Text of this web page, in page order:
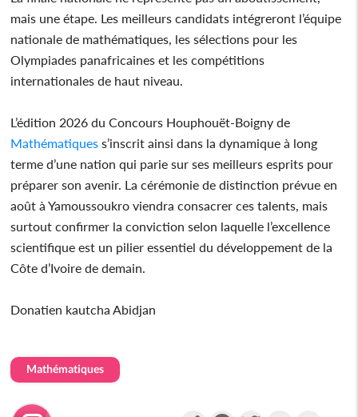
mais une étape. Les meilleurs candidats intégreront l’équipe
nationale de mathématiques, les sélections pour les
Olympiades panafricaines et les compétitions
internationales de haut niveau.
L’édition 2026 du Concours Houphouët-Boigny de
Mathématiques s’inscrit ainsi dans la dynamique à long
terme d’une nation qui parie sur ses meilleurs esprits pour
préparer son avenir. La cérémonie de distinction prévue en
août à Yamoussoukro viendra consacrer ces talents, mais
surtout confirmer la conviction selon laquelle l’excellence
scientifique est un pilier essentiel du développement de la
Côte d’Ivoire de demain.
Donatien kautcha Abidjan
Mathématiques